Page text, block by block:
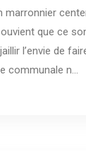
marronnier
que ce
l’envie de
communale n...